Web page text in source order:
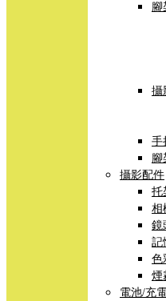
腳
攝
手
腳
攝影配件
托
相
鏡
記
色
煙
電池/充